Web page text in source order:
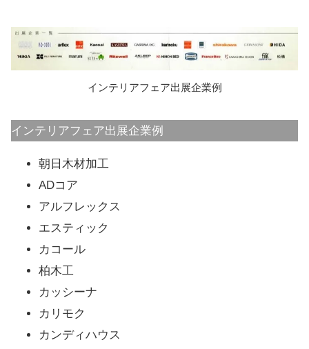
インテリアフェア出展企業例
インテリアフェア出展企業例
朝日木材加工
ADコア
アルフレックス
エスティック
カコール
柏木工
カッシーナ
カリモク
カンディハウス